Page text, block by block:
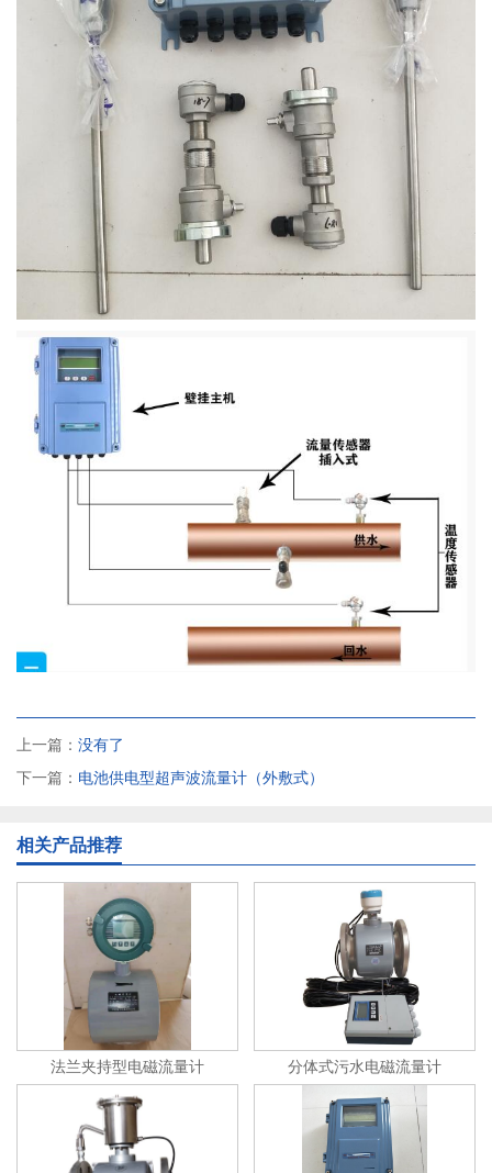
上一篇： 没有了
下一篇： 电池供电型超声波流量计（外敷式）
相关产品推荐
法兰夹持型电磁流量计 分体式污水电磁流量计